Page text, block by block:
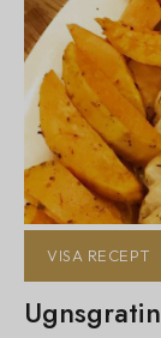
VISA RECEPT